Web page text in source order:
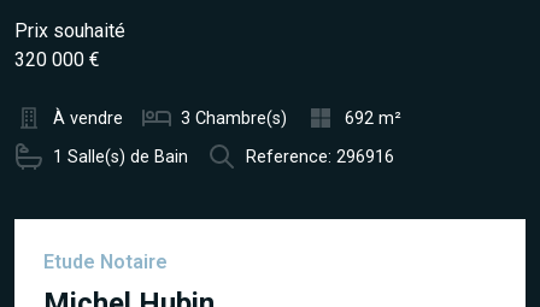
Prix souhaité
320 000 €
À vendre 3 Chambre(s)
692 m²
1 Salle(s) de Bain
Reference: 296916
Etude Notaire